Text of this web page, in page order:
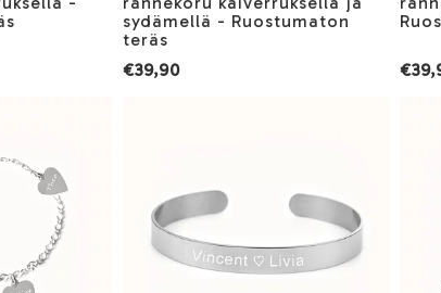
sydämellä - Ruostumaton
teräs
€39,90